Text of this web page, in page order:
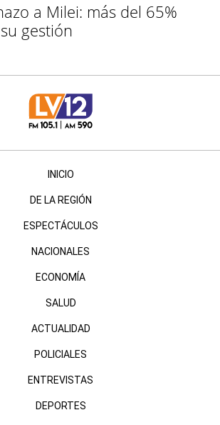
a Milei: más del 65%
gestión
INICIO
DE LA REGIÓN
ESPECTÁCULOS
NACIONALES
ECONOMÍA
SALUD
ACTUALIDAD
POLICIALES
ENTREVISTAS
DEPORTES